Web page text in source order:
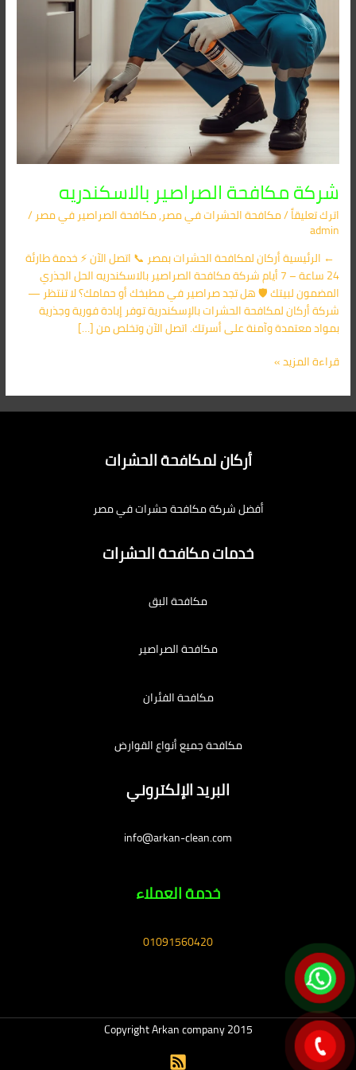
شركة مكافحة الصراصير بالاسكندريه
اترك تعليقاً/مكافحة الحشرات في مصر,مكافحة الصراصير​ في مصر/
admin
← الرئيسية أركان لمكافحة الحشرات بمصر 📞 اتصل الآن ⚡ خدمة طارئة
24 ساعة – 7 أيام شركة مكافحة الصراصير بالاسكندريه الحل الجذري
المضمون لبيتك 🛡️ هل تجد صراصير في مطبخك أو حمامك؟ لا تنتظر —
شركة أركان لمكافحة الحشرات بالإسكندرية توفر إبادة فورية وجذرية
بمواد معتمدة وآمنة على أسرتك. اتصل الآن وتخلص من […]
قراءة المزيد »
أركان لمكافحة الحشرات
أفضل شركة مكافحة حشرات في مصر
خدمات مكافحة الحشرات
مكافحة البق
مكافحة الصراصير
مكافحة الفئران
مكافحة جميع أنواع القوارض
البريد الإلكتروني
info@arkan-clean.com
خدمة العملاء
01091560420
Copyright Arkan company 2015